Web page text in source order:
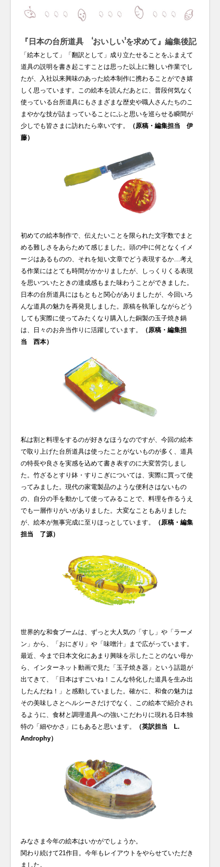
『日本の台所道具 ‘おいしい’を求めて』編集後記
「絵本として」「翻訳として」成り立たせることをふまえて
道具の説明を書き起こすことは思った以上に難しい作業でし
たが、入社以来興味のあった絵本制作に携わることができ嬉
しく思っています。この絵本を読んだあとに、普段何気なく
使っている台所道具にもさまざまな歴史や職人さんたちのこ
まやかな技が詰まっていることにふと思いを巡らせる瞬間が
少しでも皆さまに訪れたら幸いです。
（原稿・編集担当 伊
藤）
初めての絵本制作で、伝えたいことを限られた文字数でまと
める難しさをあらためて感じました。頭の中に何となくイメ
ージはあるものの、それを短い文章でどう表現するか…考え
る作業にはとても時間がかかりましたが、しっくりくる表現
を思いついたときの達成感もまた味わうことができました。
日本の台所道具にはもともと関心がありましたが、今回いろ
んな道具の魅力を再発見しました。原稿を執筆しながらどう
しても実際に使ってみたくなり購入した銅製の玉子焼き鍋
は、日々のお弁当作りに活躍しています。
（原稿・編集担
当 西本）
私は割と料理をするのが好きなほうなのですが、今回の絵本
で取り上げた台所道具は使ったことがないものが多く、道具
の特長や良さを実感を込めて書き表すのに大変苦労しまし
た。竹ざるとすり鉢・すりこぎについては、実際に買って使
ってみました。現代の家電製品のような便利さはないもの
の、自分の手を動かして使ってみることで、料理を作るうえ
でも一層作りがいがありました。大変なこともありました
が、絵本が無事完成に至りほっとしています。
（原稿・編集
担当 了源）
世界的な和食ブームは、ずっと大人気の「すし」や「ラーメ
ン」から、「おにぎり」や「味噌汁」まで広がっています。
最近、今まで日本文化にあまり興味を示したことのない母か
ら、インターネット動画で見た「玉子焼き器」という話題が
出てきて、「日本はすごいね！こんな特化した道具を生み出
したんだね！」と感動していました。確かに、和食の魅力は
その美味しさとヘルシーさだけでなく、この絵本で紹介され
るように、食材と調理道具への強いこだわりに現れる日本独
特の「細やかさ」にもあると思います。
（英訳担当 L.
Androphy）
みなさま今年の絵本はいかがでしょうか。
関わり続けて21作目。今年もレイアウトをやらせていただき
ました。